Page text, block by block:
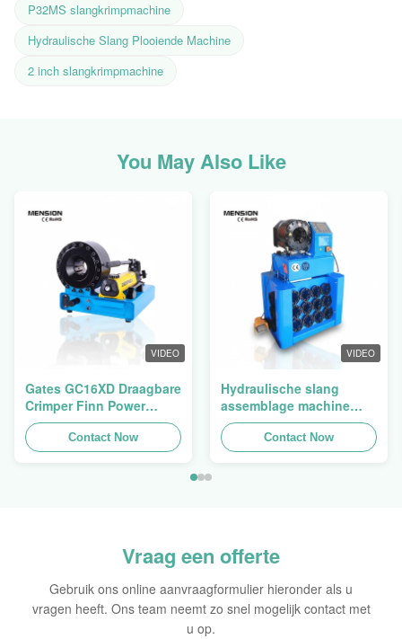
P32MS slangkrimpmachine
Hydraulische Slang Plooiende Machine
2 inch slangkrimpmachine
You May Also Like
VIDEO
Gates GC16XD Draagbare
Crimper Finn Power
P16HP Handmatige
Hydraulische Kabel
Crimper te koop
Contact Now
VIDEO
Hydraulische slang
assemblage machine
slang crimping machine
slang pers Finn Power
Swager
Contact Now
Vraag een offerte
Gebruik ons online aanvraagformulier hieronder als u
vragen heeft. Ons team neemt zo snel mogelijk contact met
u op.